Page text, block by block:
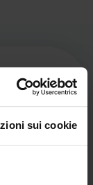
sui cookie